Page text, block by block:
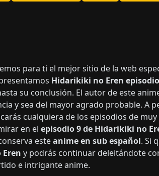
para ti el mejor sitio de la web
Hidarikiki no Eren
su conclusión. El autor de este
y sea del mayor agrado probable. A
cualquiera de los episodios de
en el episodio 9 de Hidarikiki no
esteanime en sub español. Si
y podrás continuar deleitándote
e intrigante anime.